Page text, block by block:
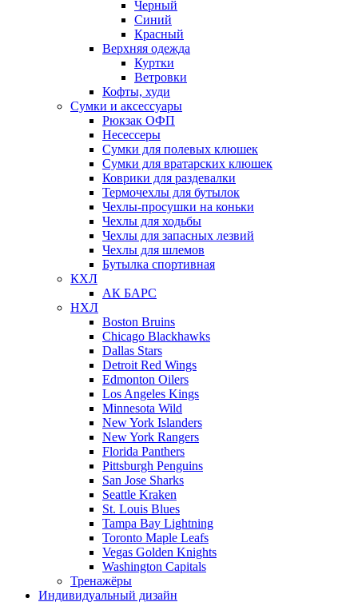
Черный
Синий
Красный
Верхняя одежда
Куртки
Ветровки
Кофты, худи
Сумки и аксессуары
Рюкзак ОФП
Несессеры
Сумки для полевых клюшек
Сумки для вратарских клюшек
Коврики для раздевалки
Термочехлы для бутылок
Чехлы-просушки на коньки
Чехлы для ходьбы
Чехлы для запасных лезвий
Чехлы для шлемов
Бутылка спортивная
КХЛ
АК БАРС
НХЛ
Boston Bruins
Chicago Blackhawks
Dallas Stars
Detroit Red Wings
Edmonton Oilers
Los Angeles Kings
Minnesota Wild
New York Islanders
New York Rangers
Florida Panthers
Pittsburgh Penguins
San Jose Sharks
Seattle Kraken
St. Louis Blues
Tampa Bay Lightning
Toronto Maple Leafs
Vegas Golden Knights
Washington Capitals
Тренажёры
Индивидуальный дизайн